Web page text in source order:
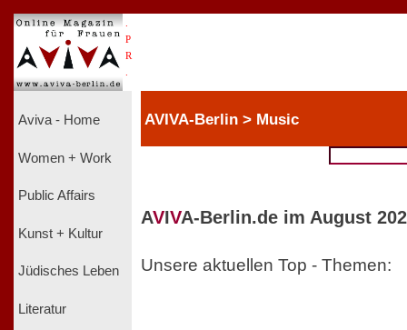
P
R
Aviva - Home
Women + Work
Public Affairs
Kunst + Kultur
Jüdisches Leben
Literatur
AVIVA-Berlin > Music
AVIVA-Berlin.de im August
Unsere aktuellen Top - Themen: